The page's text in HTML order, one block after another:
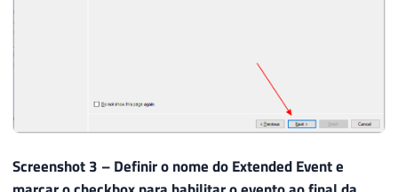
Screenshot 3 – Definir o nome do Extended Event e